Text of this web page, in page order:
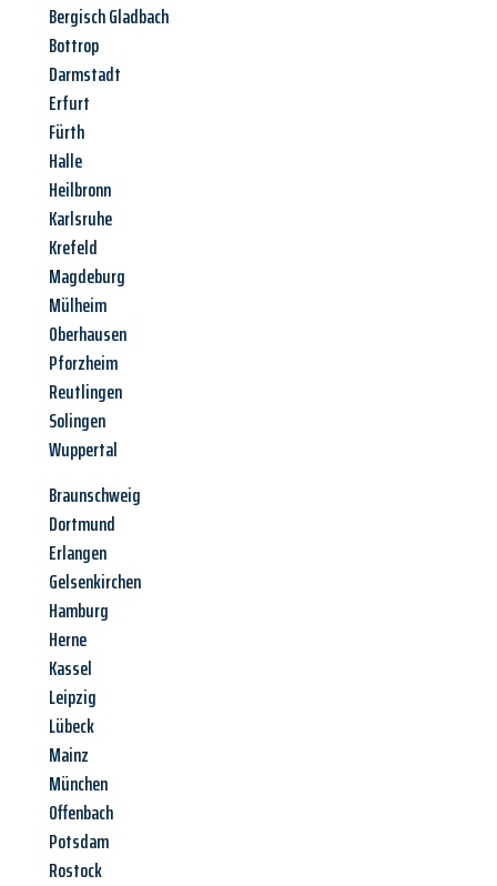
Bergisch Gladbach
Bottrop
Darmstadt
Erfurt
Fürth
Halle
Heilbronn
Karlsruhe
Krefeld
Magdeburg
Mülheim
Oberhausen
Pforzheim
Reutlingen
Solingen
Wuppertal
Braunschweig
Dortmund
Erlangen
Gelsenkirchen
Hamburg
Herne
Kassel
Leipzig
Lübeck
Mainz
München
Offenbach
Potsdam
Rostock